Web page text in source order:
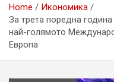
Home
Икономика
За трета поредна
най-голямото
Европа